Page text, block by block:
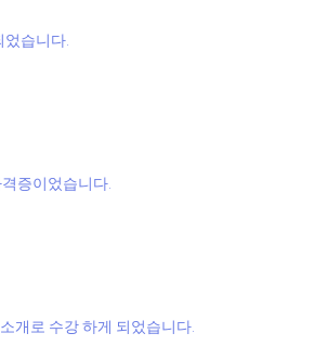
습니다.
증이었습니다.
개로 수강 하게 되었습니다.